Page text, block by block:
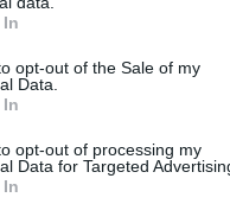
consent to Google and its
for below specified
opt-out of the Sale of my
Data.
opt-out of processing my
Data for Targeted